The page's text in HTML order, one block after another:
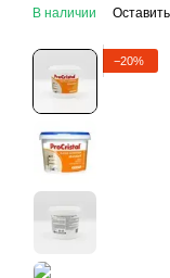
В наличии
−20%